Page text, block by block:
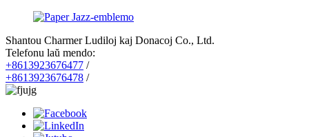
Shantou Charmer Ludiloj kaj Donacoj Co., Ltd.
Telefonu laŭ mendo:
+8613923676477 /
+8613923676478 /